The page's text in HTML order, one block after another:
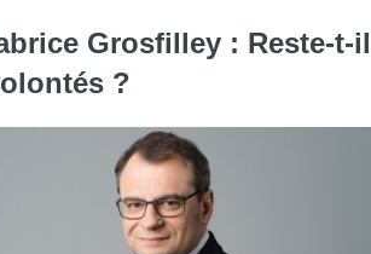
Grosfilley : Reste-t-il
?